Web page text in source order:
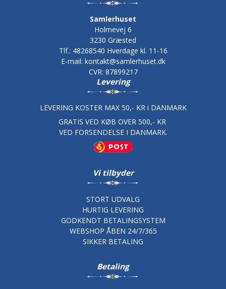
Samlerhuset
Holmevej 6
3230 Græsted
Tlf.: 48268540 Hverdage kl. 11-16
E-mail: kontakt@samlerhuset.dk
CVR: 87899217
Levering
LEVERING KOSTER MAX 50,- KR i DANMARK
GRATIS VED KØB OVER 500,- KR
VED FORSENDELSE I DANMARK.
Vi tilbyder
STORT UDVALG
HURTIG LEVERING
GODKENDT BETALINGSYSTEM
WEBSHOP ÅBEN 24/7/365
SIKKER BETALING
Betaling